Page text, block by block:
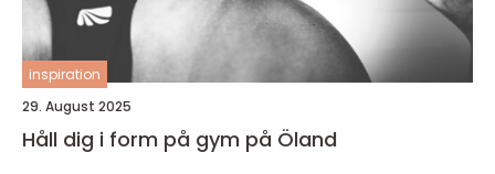
inspiration
29. August 2025
Håll dig i form på gym på Öland